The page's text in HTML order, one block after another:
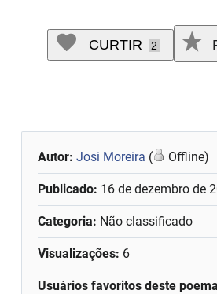
CURTIR 2
Autor:Josi Moreira ( Offline)
Publicado: 16 de dezembro de
Categoria: Não classificado
Visualizações: 6
Usuários favoritos deste